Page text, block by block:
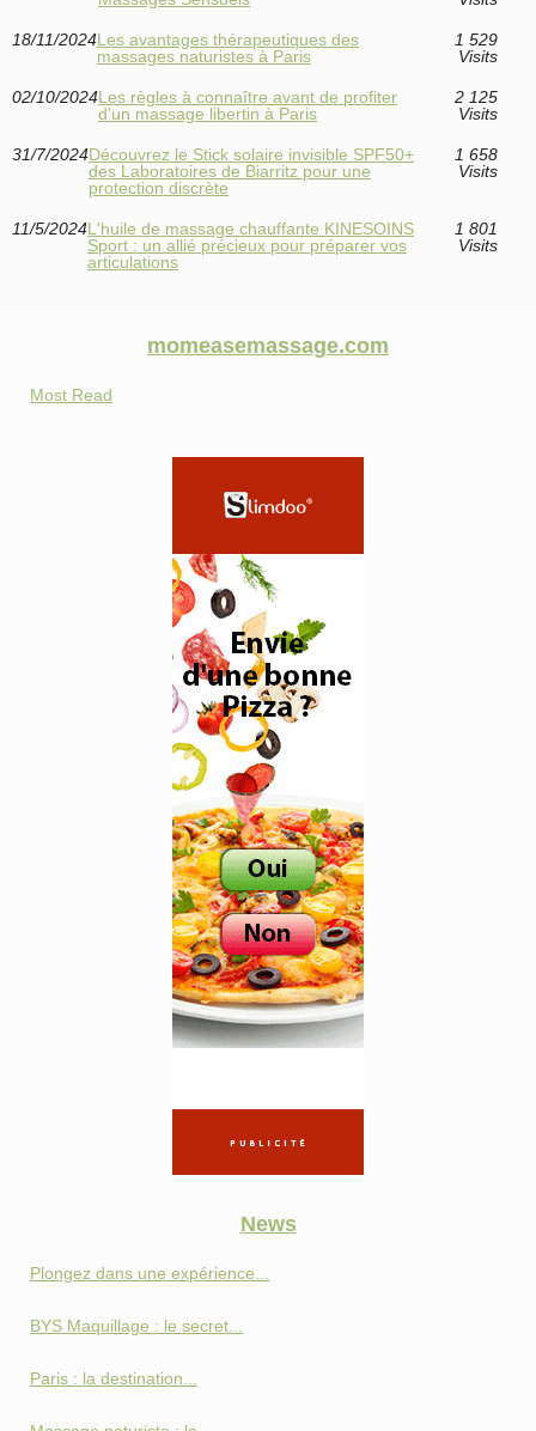
18/11/2024Les avantages thérapeutiques des
massages naturistes à Paris
1 529
Visits
02/10/2024Les règles à connaître avant de profiter
d'un massage libertin à Paris
2 125
Visits
31/7/2024Découvrez le Stick solaire invisible SPF50+
des Laboratoires de Biarritz pour une
protection discrète
1 658
Visits
11/5/2024L'huile de massage chauffante KINESOINS
Sport : un allié précieux pour préparer vos
articulations
1 801
Visits
momeasemassage.com
Most Read
News
Plongez dans une expérience...
BYS Maquillage : le secret...
Paris : la destination...